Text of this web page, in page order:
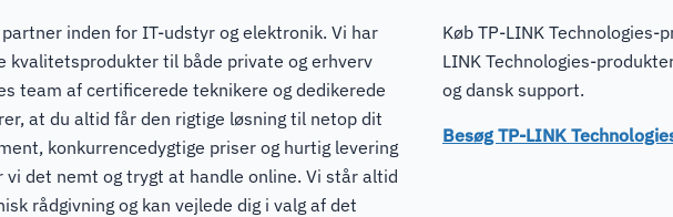
inden for IT-udstyr og elektronik. Vi har
kvalitetsprodukter til både private og erhverv
team af certificerede teknikere og dedikerede
at du altid får den rigtige løsning til netop dit
konkurrencedygtige priser og hurtig levering
vi det nemt og trygt at handle online. Vi står altid
rådgivning og kan vejlede dig i valg af det
Køb TP-LINK Technologies-
LINK Technologies-
og dansk support.
Besøg TP-LINK